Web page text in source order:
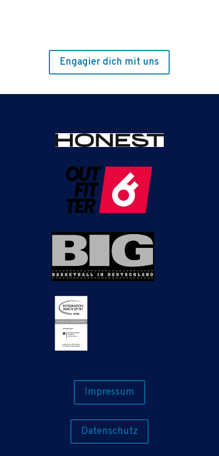
Engagier dich mit uns
Impressum
Datenschutz